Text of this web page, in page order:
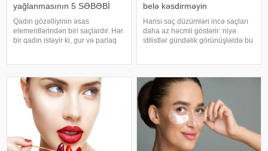
yağlanmasının 5 SƏBƏBİ
Qadın gözəlliyinin əsas
elementlərindən biri saçlardır. Hər
bir qadın istəyir ki, gur və parlaq
yumağımıza baxmayara
belə kəsdirməyin
Hansı saç düzümləri incə saçları
daha az həcmli göstərir: niyə
stilistlər gündəlik görünüşlərdə bu
hansı saç kəsimləri uyğu